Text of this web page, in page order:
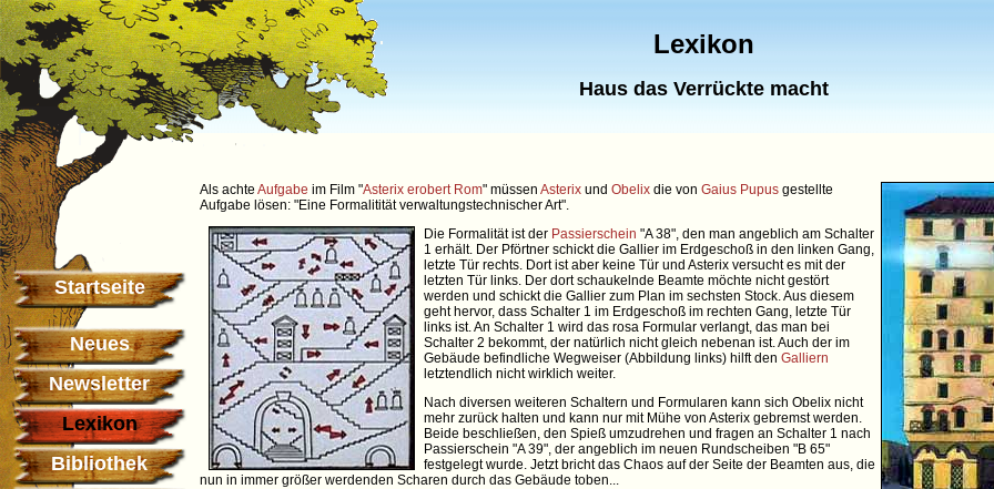
Lexikon
Haus das Verrückte macht
Startseite
Neues
Newsletter
Lexikon
Bibliothek
Als achte Aufgabe im Film "Asterix erobert Rom" müssen Asterix und Obelix die von Gaius Pupus gestellte
Aufgabe lösen: "Eine Formalitität verwaltungstechnischer Art".
Die Formalität ist der Passierschein "A 38", den man angeblich am Schalter
1 erhält. Der Pförtner schickt die Gallier im Erdgeschoß in den linken Gang,
letzte Tür rechts. Dort ist aber keine Tür und Asterix versucht es mit der
letzten Tür links. Der dort schaukelnde Beamte möchte nicht gestört
werden und schickt die Gallier zum Plan im sechsten Stock. Aus diesem
geht hervor, dass Schalter 1 im Erdgeschoß im rechten Gang, letzte Tür
links ist. An Schalter 1 wird das rosa Formular verlangt, das man bei
Schalter 2 bekommt, der natürlich nicht gleich nebenan ist. Auch der im
Gebäude befindliche Wegweiser (Abbildung links) hilft den Galliern
letztendlich nicht wirklich weiter.
Nach diversen weiteren Schaltern und Formularen kann sich Obelix nicht
mehr zurück halten und kann nur mit Mühe von Asterix gebremst werden.
Beide beschließen, den Spieß umzudrehen und fragen an Schalter 1 nach
Passierschein "A 39", der angeblich im neuen Rundscheiben "B 65"
festgelegt wurde. Jetzt bricht das Chaos auf der Seite der Beamten aus, die
nun in immer größer werdenden Scharen durch das Gebäude toben...